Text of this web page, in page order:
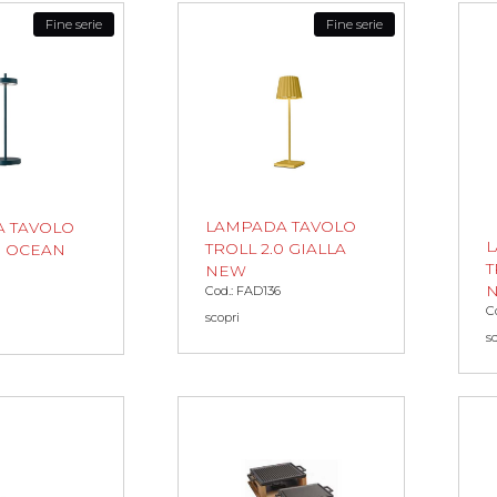
Fine serie
TAVOLO
OCEAN
Fine serie
LAMPADA TAVOLO
TROLL 2.0 GIALLA
NEW
Cod.: FAD136
scopri